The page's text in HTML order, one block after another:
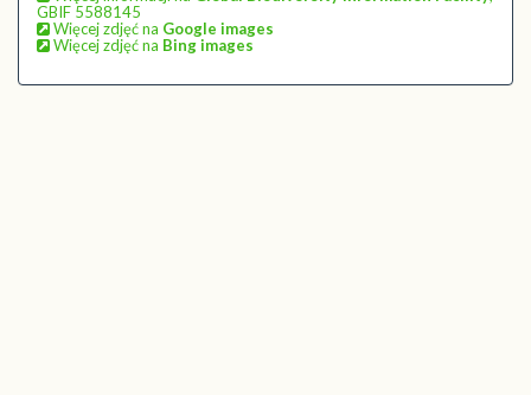
GBIF 5588145
Więcej zdjęć na Google images
Więcej zdjęć na Bing images